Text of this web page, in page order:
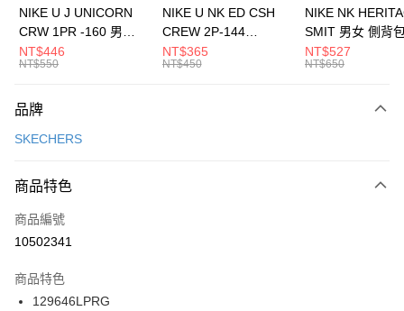
元大商業銀行
台灣樂天信用卡公司
全盈+PAY
AFTEE先享後付
【關於「AFTEE先享後付」】
便利好安心！
３．安心：先確認商品／服務後，再付款。
【「AFTEE先享後付」結帳流程】
１．於結帳方式選擇「AFTEE先享後付」後，將跳轉至「AFTEE先享後付」
２．訂單成立數日內，您將收到繳費通知簡訊。
３．收到繳費通知簡訊後14天內，點擊此簡訊中的連結，可透過四大超商／
ATM／網路銀行／等多元方式進行付款，方視為交易完成。
運送方式
每筆NT$100，滿NT$1,500(含以上)免運費
宅配
每筆NT$100，滿NT$1,500(含以上)免運費
付款後門市自取
每筆NT$100，滿NT$1,500(含以上)免運費
NIKE U J UNICORN
CRW 1PR -160 男女
中統襪 FZ3393100
NT$446
NT$550
NIKE U NK ED CSH
CREW 2P-144
EMBRDY 男女 短統襪
FZ3073133
NT$365
NT$450
NIKE NK
SMIT 男女 側背
BA5871010
NT$527
NT$650
品牌
SKECHERS
商品特色
商品編號
10502341
商品特色
129646LPRG